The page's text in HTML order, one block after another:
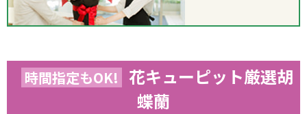
時間指定もOK! 花キューピット厳選胡
蝶蘭